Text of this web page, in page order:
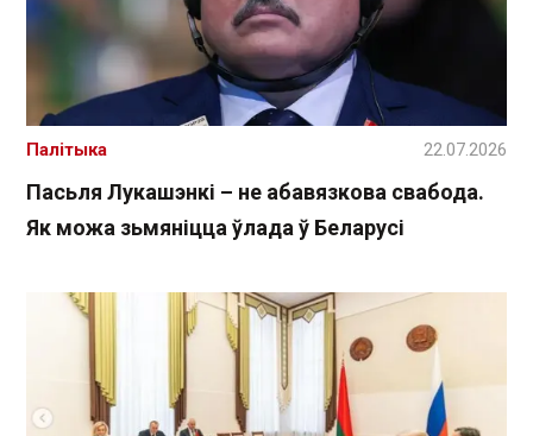
Пасьля Лукашэнкі – не абавязкова свабода.
Як можа зьмяніцца ўлада ў Беларусі
Палітыка 22.07.2026